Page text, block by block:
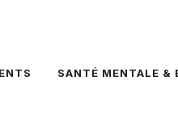
SANTÉ MENTALE &